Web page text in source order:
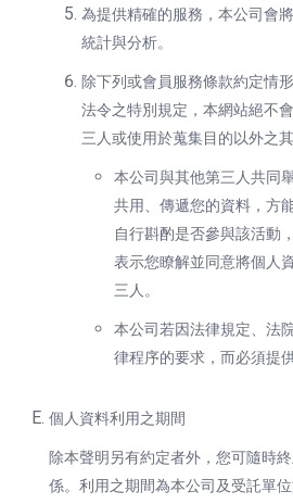
為提供精確的服務，本公司會
統計與分析。
除下列或會員服務條款約定情
法令之特別規定，本網站絕不
三人或使用於蒐集目的以外之其
本公司與其他第三人共同
共用、傳遞您的資料，方
自行斟酌是否參與該活動
表示您瞭解並同意將個人
三人。
本公司若因法律規定、法
律程序的要求，而必須提
個人資料利用之期間
除本聲明另有約定者外，您可隨時
係。利用之期間為本公司及受託單